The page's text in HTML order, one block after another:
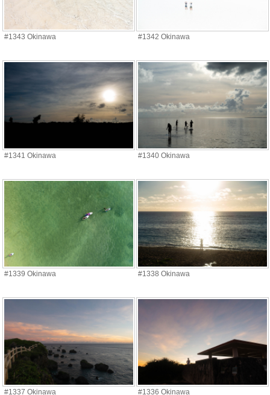
#1343 Okinawa #1342 Okinawa
#1341 Okinawa #1340 Okinawa
#1339 Okinawa #1338 Okinawa
#1337 Okinawa #1336 Okinawa